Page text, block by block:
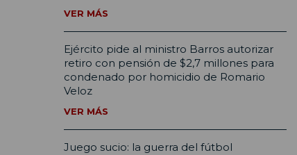
VER MÁS
Ejército pide al ministro Barros autorizar
retiro con pensión de $2,7 millones para
condenado por homicidio de Romario
Veloz
VER MÁS
Juego sucio: la guerra del fútbol